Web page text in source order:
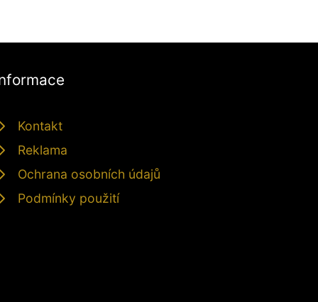
Kontakt
Reklama
Ochrana osobních údajů
Podmínky použití